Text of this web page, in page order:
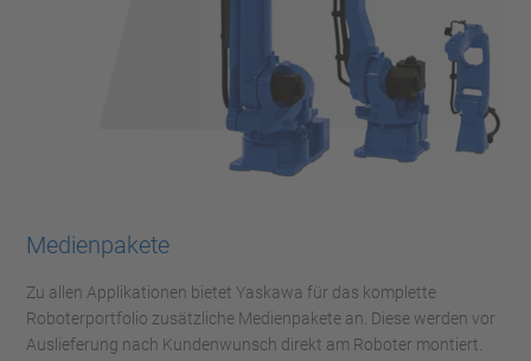
Medienpakete
Zu allen Applikationen bietet Yaskawa für das komplette
Roboterportfolio zusätzliche Medienpakete an. Diese werden vor
Auslieferung nach Kundenwunsch direkt am Roboter montiert.